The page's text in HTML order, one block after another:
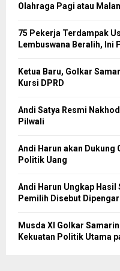
Olahraga Pagi atau
75 Pekerja Terdampak
Lembuswana Beralih, Ini
Ketua Baru, Golkar
Kursi DPRD
Andi Satya Resmi
Pilwali
Andi Harun akan Dukung
Politik Uang
Andi Harun Ungkap
Pemilih Disebut
Musda XI Golkar
Kekuatan Politik Utama